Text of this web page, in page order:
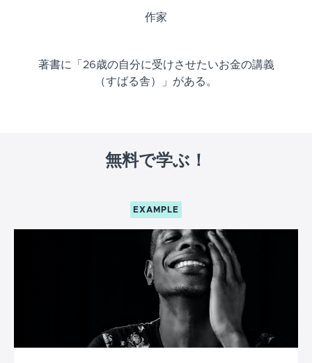
作家
著書に「26歳の自分に受けさせたいお金の講義
（すばる舎）」がある。
無料で学ぶ！
EXAMPLE